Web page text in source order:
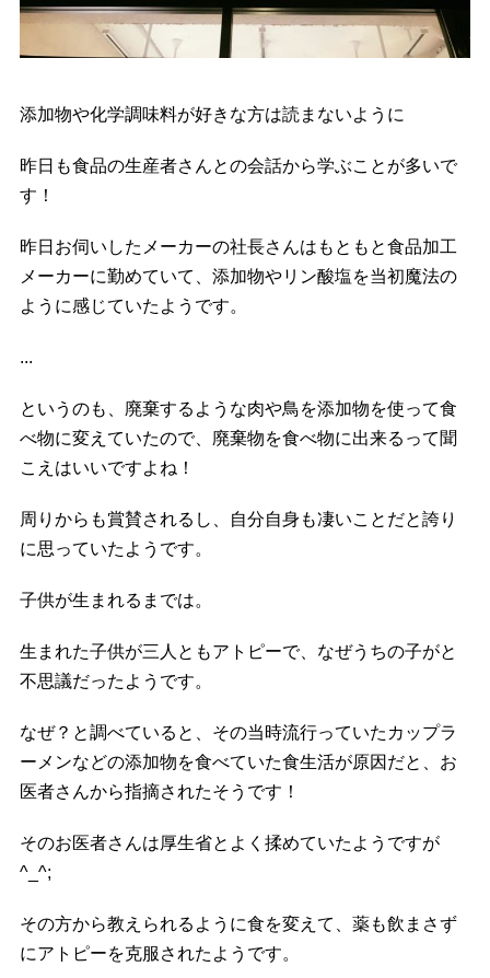
添加物や化学調味料が好きな方は読まないように
昨日も食品の生産者さんとの会話から学ぶことが多いで
す！
昨日お伺いしたメーカーの社長さんはもともと食品加工
メーカーに勤めていて、添加物やリン酸塩を当初魔法の
ように感じていたようです。
...
というのも、廃棄するような肉や鳥を添加物を使って食
べ物に変えていたので、廃棄物を食べ物に出来るって聞
こえはいいですよね！
周りからも賞賛されるし、自分自身も凄いことだと誇り
に思っていたようです。
子供が生まれるまでは。
生まれた子供が三人ともアトピーで、なぜうちの子がと
不思議だったようです。
なぜ？と調べていると、その当時流行っていたカップラ
ーメンなどの添加物を食べていた食生活が原因だと、お
医者さんから指摘されたそうです！
そのお医者さんは厚生省とよく揉めていたようですが
^_^;
その方から教えられるように食を変えて、薬も飲まさず
にアトピーを克服されたようです。